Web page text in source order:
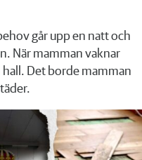
går upp en natt och
När mamman vaknar
Det borde mamman